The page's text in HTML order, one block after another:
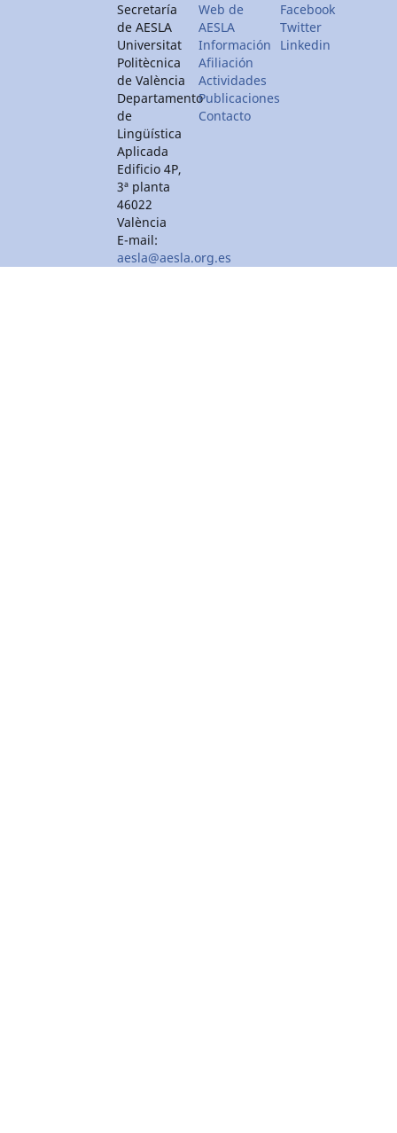
Secretaría
de AESLA
Universitat
Politècnica
de València
Departamento
de
Lingüística
Aplicada
Edificio 4P,
3ª planta
46022
València
E-mail:
aesla@aesla.org.es
Web de
AESLA
Información
Afiliación
Actividades
Publicaciones
Contacto
Facebook
Twitter
Linkedin